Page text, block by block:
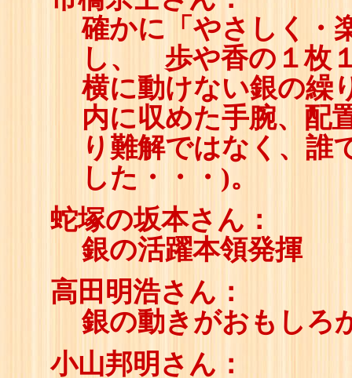
確かに「やさしく・
し、 歩や香の１枚
横に動けない銀の繰
内に収めた手腕、配
り難解ではなく、誰
した・・・)。
蛇塚の坂本さん：
銀の活躍本領発揮
高田明浩さん：
銀の動きがおもしろ
小山邦明さん：